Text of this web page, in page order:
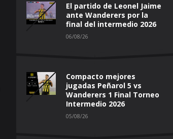
El partido de Leonel Jaime
ante Wanderers por la
final del intermedio 2026
06/08/26
Compacto mejores
jugadas Peñarol 5 vs
Wanderers 1 Final Torneo
Intermedio 2026
05/08/26